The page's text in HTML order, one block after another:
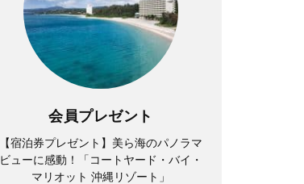
会員プレゼント
【宿泊券プレゼント】美ら海のパノラマ
ビューに感動！「コートヤード・バイ・
マリオット 沖縄リゾート」